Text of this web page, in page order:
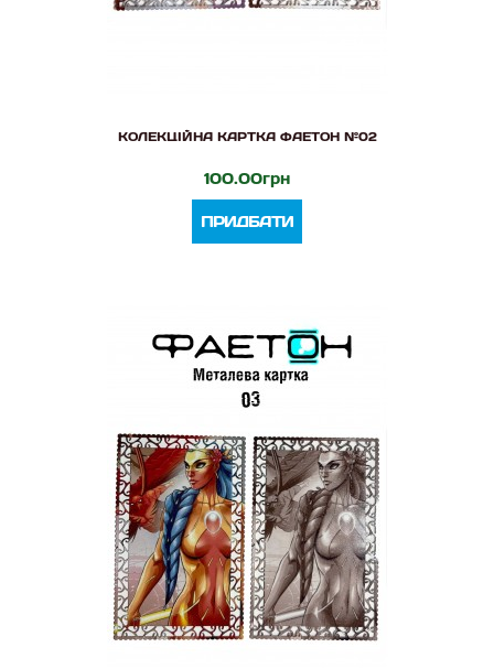
КОЛЕКЦІЙНА КАРТКА ФАЕТОН №02
100.00грн
ПРИДБАТИ